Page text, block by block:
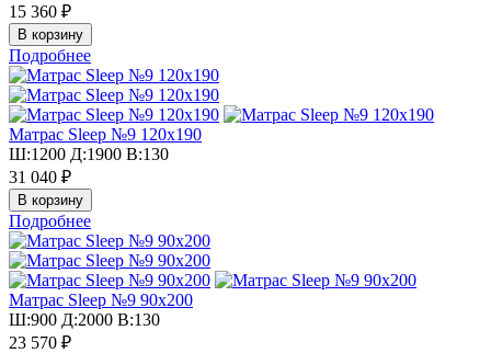
15 360 ₽
Подробнее
Матрас Sleep №9 120х190
Ш:1200 Д:1900 В:130
31 040 ₽
Подробнее
Матрас Sleep №9 90х200
Ш:900 Д:2000 В:130
23 570 ₽